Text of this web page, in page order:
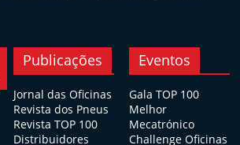
Publicações
Jornal das Oficinas
Revista dos Pneus
Revista TOP 100
Distribuidores
Eventos
Gala TOP 100
Melhor
Mecatrónico
Challenge Oficinas